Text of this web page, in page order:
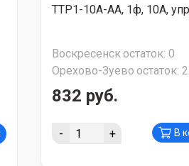
ТТР1-10А-AА, 1ф, 10А,
Воскресенскостаток: 0
Орехово-Зуево остаток: 2
832 руб.
- + В